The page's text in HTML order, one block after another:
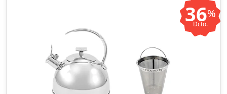
36%
Dcto.